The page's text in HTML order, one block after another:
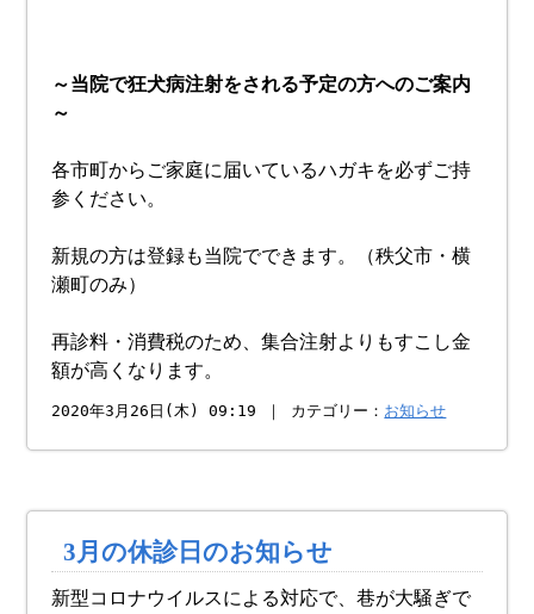
～当院で狂犬病注射をされる予定の方へのご案内
～
各市町からご家庭に届いているハガキを必ずご持
参ください。
新規の方は登録も当院でできます。（秩父市・横
瀬町のみ）
再診料・消費税のため、集合注射よりもすこし金
額が高くなります。
2020年3月26日(木) 09:19 ｜ カテゴリー： お知らせ
3月の休診日のお知らせ
新型コロナウイルスによる対応で、巷が大騒ぎで